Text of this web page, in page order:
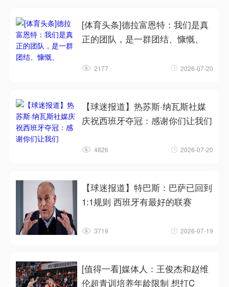
[体育头条]德拉富恩特：我们是真
正的团队，是一群团结、慷慨、
2177 2026-07-20
【球迷报道】热苏斯·纳瓦斯社媒
庆祝西班牙夺冠：感谢你们让我们
4826 2026-07-20
【球迷报道】特巴斯：巴萨已回到
1:1规则 西班牙有最好的联赛
3719 2026-07-19
[值得一看]媒体人：王俊杰和赵维
伦超青训培养年龄限制 想打C